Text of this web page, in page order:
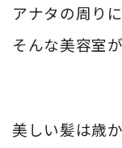
アナタの周りに
そんな美容室
美しい髪は歳